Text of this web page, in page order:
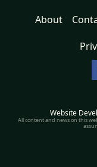
About
Website
All content and news on this